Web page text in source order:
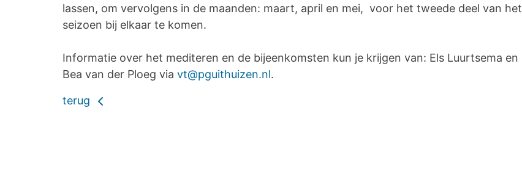
lassen, om vervolgens in de maanden: maart, april en mei, voor het tweede deel van het
seizoen bij elkaar te komen.
Informatie over het mediteren en de bijeenkomsten kun je krijgen van: Els Luurtsema en
Bea van der Ploeg via vt@pguithuizen.nl.
terug